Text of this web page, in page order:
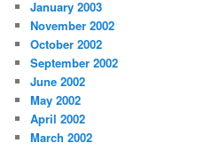
January 2003
November 2002
October 2002
September 2002
June 2002
May 2002
April 2002
March 2002